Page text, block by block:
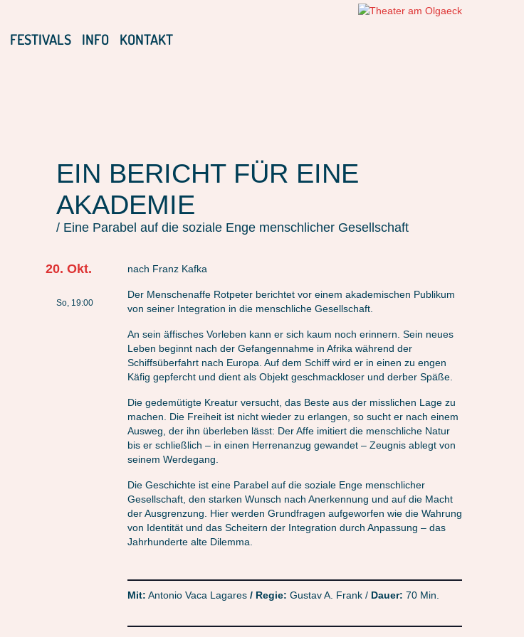
FESTIVALS INFO KONTAKT
EIN BERICHT FÜR EINE
AKADEMIE
/ Eine Parabel auf die soziale Enge menschlicher Gesellschaft
20. Okt.
So, 19:00
nach Franz Kafka
Der Menschenaffe Rotpeter berichtet vor einem akademischen Publikum
von seiner Integration in die menschliche Gesellschaft.
An sein äffisches Vorleben kann er sich kaum noch erinnern. Sein neues
Leben beginnt nach der Gefangennahme in Afrika während der
Schiffsüberfahrt nach Europa. Auf dem Schiff wird er in einen zu engen
Käfig gepfercht und dient als Objekt geschmackloser und derber Späße.
Die gedemütigte Kreatur versucht, das Beste aus der misslichen Lage zu
machen. Die Freiheit ist nicht wieder zu erlangen, so sucht er nach einem
Ausweg, der ihn überleben lässt: Der Affe imitiert die menschliche Natur
bis er schließlich – in einen Herrenanzug gewandet – Zeugnis ablegt von
seinem Werdegang.
Die Geschichte ist eine Parabel auf die soziale Enge menschlicher
Gesellschaft, den starken Wunsch nach Anerkennung und auf die Macht
der Ausgrenzung. Hier werden Grundfragen aufgeworfen wie die Wahrung
von Identität und das Scheitern der Integration durch Anpassung – das
Jahrhunderte alte Dilemma.
Mit: Antonio Vaca Lagares / Regie: Gustav A. Frank / Dauer: 70 Min.